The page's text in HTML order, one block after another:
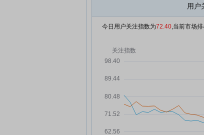
大连热电7月22日快速
大连热电：截至7月20
07-21
07-21
大连热电7月20日快速
用户
今日用户关注指数为72.40,当前市场排